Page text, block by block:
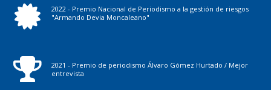
2022 - Premio Nacional de Periodismo a la gestión de riesgos
"Armando Devia Moncaleano"
2021 - Premio de periodismo Álvaro Gómez Hurtado / Mejor
entrevista